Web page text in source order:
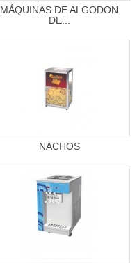
MÁQUINAS DE ALGODON
DE...
NACHOS